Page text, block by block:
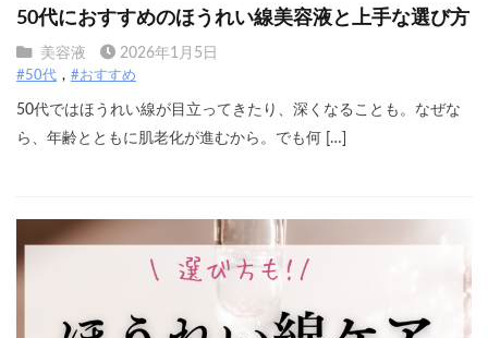
50代におすすめのほうれい線美容液と上手な選び方
美容液 2026年1月5日
#50代 #おすすめ
50代ではほうれい線が目立ってきたり、深くなることも。なぜな
ら、年齢とともに肌老化が進むから。でも何 […]